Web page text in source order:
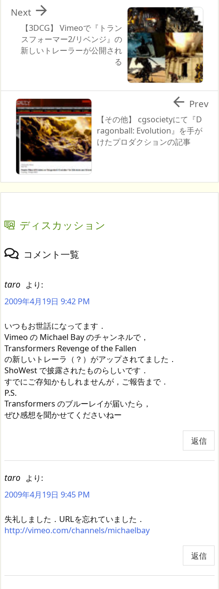
【3DCG】 Vimeoで『トラン
スフォーマー2/リベンジ』の
新しいトレーラーが公開され
る

Next
【その他】 cgsocietyにて『D
ragonball: Evolution』を手が
けたプロダクションの記事
 Prev
ディスカッション
コメント一覧
taro より:
2009年4月19日 9:42 PM
いつもお世話になってます．
Vimeo の Michael Bay のチャンネルで，
Transformers Revenge of the Fallen
の新しいトレーラ（？）がアップされてました．
ShoWest で披露されたものらしいです．
すでにご存知かもしれませんが，ご報告まで．
P.S.
Transformers のブルーレイが届いたら，
ぜひ感想を聞かせてくださいねー
返信
taro より:
2009年4月19日 9:45 PM
失礼しました．URLを忘れていました．
http://vimeo.com/channels/michaelbay
返信